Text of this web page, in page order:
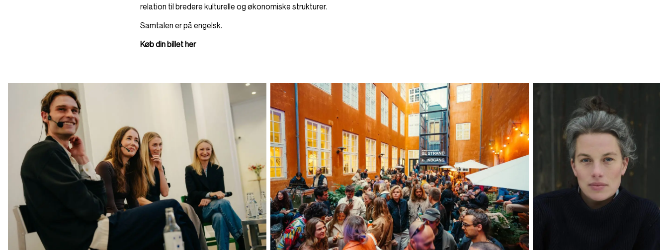
relation til bredere kulturelle og økonomiske strukturer.
Samtalen er på engelsk.
Køb din billet her